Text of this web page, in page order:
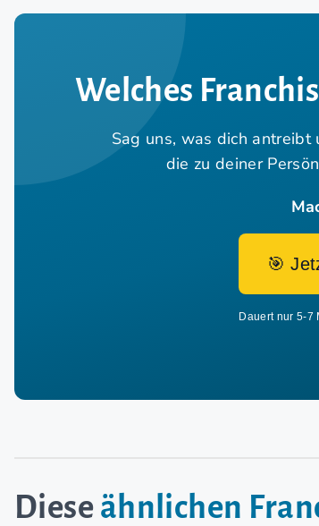
Welches
Sag uns, was dich antreibt
die zu deiner
🎯
Dauert nur 5-7
Diese ähnlichen